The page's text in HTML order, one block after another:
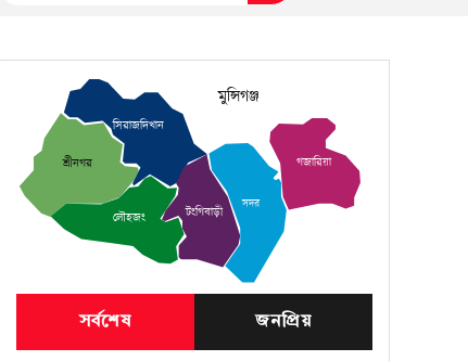
শ্রীনগর
সিরাজদিখান
টংগিবাড়ী
সদর
গজারিয়া
লৌহজং
মুন্সিগঞ্জ
সর্বশেষ জনপ্রিয়